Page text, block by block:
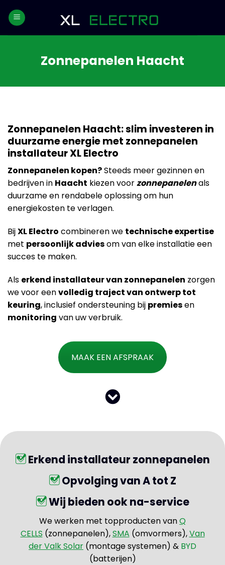
Zonnepanelen Haacht
Zonnepanelen Haacht: slim investeren in
duurzame energie met zonnepanelen
installateur XL Electro
Zonnepanelen kopen?Steeds meer gezinnen en
bedrijven in Haacht kiezen voorzonnepanelenals
duurzame en rendabele oplossing om hun
energiekosten te verlagen.
BijXL Electro combineren we technische expertise
met persoonlijk adviesom van elke installatie een
succes te maken.
Als erkend installateur van zonnepanelen zorgen
we voor eenvolledig traject van ontwerp tot
keuring, inclusief ondersteuning bij premiesen
monitoring van uw verbruik.
MAAK EEN AFSPRAAK
Erkend installateur zonnepanelen
Opvolging van A tot Z
Wij bieden ook na-service
We werken met topproducten vanQ
CELLS (zonnepanelen),SMA (omvormers),Van
der Valk Solar (montage systemen) & BYD
(batterijen)